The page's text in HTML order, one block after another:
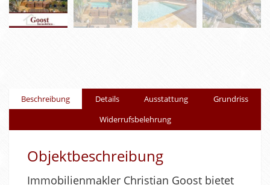
Beschreibung Details Ausstattung
Grundriss
Widerrufsbelehrung
Objektbeschreibung
Immobilienmakler Christian Goost bietet